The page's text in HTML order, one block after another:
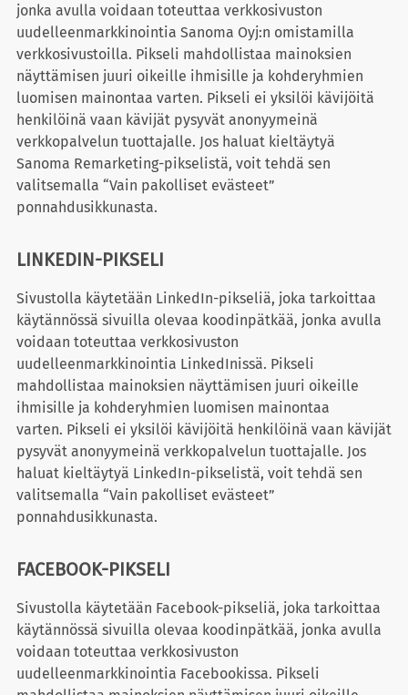
jonka avulla voidaan toteuttaa verkkosivuston
uudelleenmarkkinointia Sanoma Oyj:n omistamilla
verkkosivustoilla. Pikseli mahdollistaa mainoksien
näyttämisen juuri oikeille ihmisille ja kohderyhmien
luomisen mainontaa varten. Pikseli ei yksilöi kävijöitä
henkilöinä vaan kävijät pysyvät anonyymeinä
verkkopalvelun tuottajalle. Jos haluat kieltäytyä
Sanoma Remarketing-pikselistä, voit tehdä sen
valitsemalla “Vain pakolliset evästeet”
ponnahdusikkunasta.
LINKEDIN-PIKSELI
Sivustolla käytetään LinkedIn-pikseliä, joka tarkoittaa
käytännössä sivuilla olevaa koodinpätkää, jonka avulla
voidaan toteuttaa verkkosivuston
uudelleenmarkkinointia LinkedInissä. Pikseli
mahdollistaa mainoksien näyttämisen juuri oikeille
ihmisille ja kohderyhmien luomisen mainontaa
varten. Pikseli ei yksilöi kävijöitä henkilöinä vaan kävijät
pysyvät anonyymeinä verkkopalvelun tuottajalle. Jos
haluat kieltäytyä LinkedIn-pikselistä, voit tehdä sen
valitsemalla “Vain pakolliset evästeet”
ponnahdusikkunasta.
FACEBOOK-PIKSELI
Sivustolla käytetään Facebook-pikseliä, joka tarkoittaa
käytännössä sivuilla olevaa koodinpätkää, jonka avulla
voidaan toteuttaa verkkosivuston
uudelleenmarkkinointia Facebookissa. Pikseli